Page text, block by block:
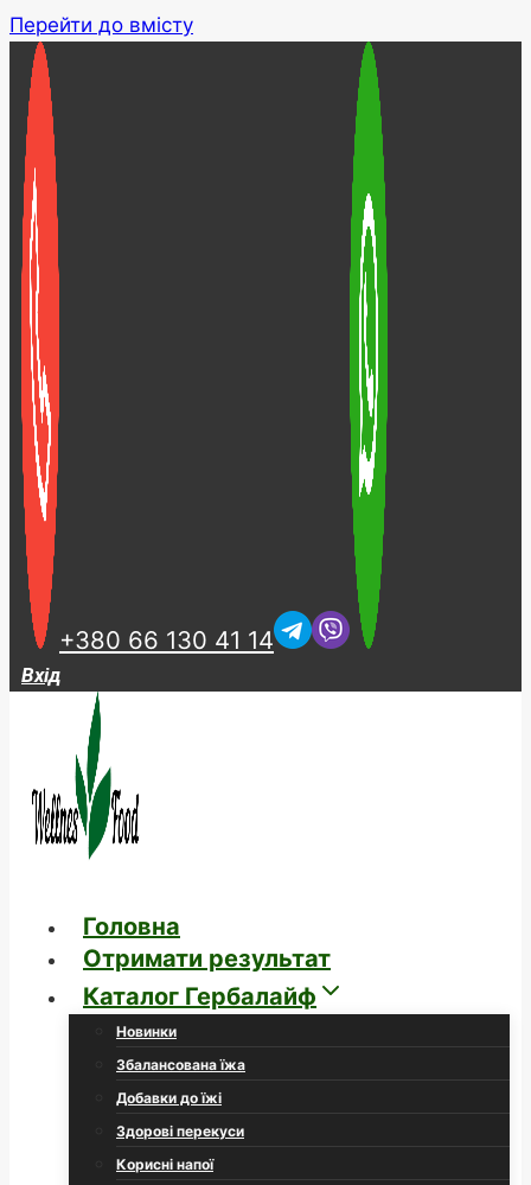
Перейти до вмісту
+380 66 130 41 14
Вхід
Головна
Отримати результат
Каталог Гербалайф
Новинки
Збалансована їжа
Добавки до їжі
Здорові перекуси
Корисні напої